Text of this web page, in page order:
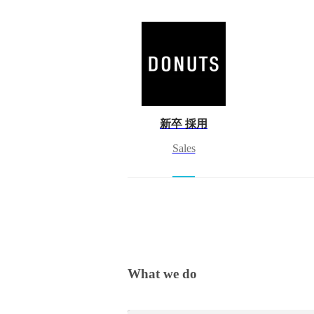
新卒 採用
Sales
What we do